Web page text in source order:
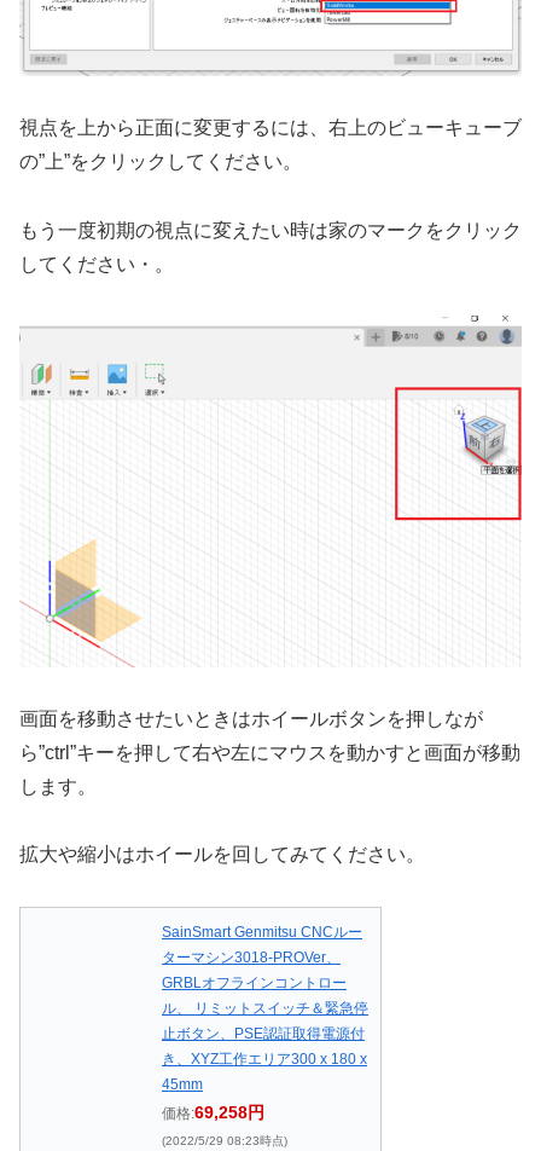
視点を上から正面に変更するには、右上のビューキューブ
の”上”をクリックしてください。
もう一度初期の視点に変えたい時は家のマークをクリック
してください・。
画面を移動させたいときはホイールボタンを押しなが
ら”ctrl”キーを押して右や左にマウスを動かすと画面が移動
します。
拡大や縮小はホイールを回してみてください。
SainSmart Genmitsu CNCルー
ターマシン3018-PROVer、
GRBLオフラインコントロー
ル、 リミットスイッチ＆緊急停
止ボタン、PSE認証取得電源付
き、XYZ工作エリア300 x 180 x
45mm
価格:69,258円
(2022/5/29 08:23時点)